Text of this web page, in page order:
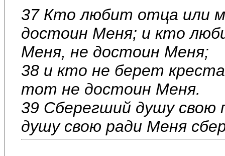
37 Кто любит отца или
достоин Меня; и кто
Меня, не достоин Меня;
38 и кто не берет
тот не достоин Меня.
39 Сберегший душу
душу свою ради Меня